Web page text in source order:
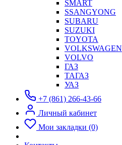
SMART
SSANGYONG
SUBARU
SUZUKI
TOYOTA
VOLKSWAGEN
VOLVO
ГАЗ
ТАГАЗ
УАЗ
+7 (861) 266-43-66
Личный кабинет
Мои закладки (0)